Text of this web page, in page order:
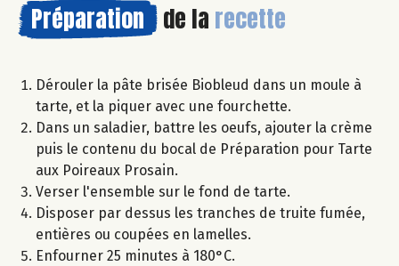
Préparation de la recette
Dérouler la pâte brisée Biobleud dans un moule à
tarte, et la piquer avec une fourchette.
Dans un saladier, battre les oeufs, ajouter la crème
puis le contenu du bocal de Préparation pour Tarte
aux Poireaux Prosain.
Verser l'ensemble sur le fond de tarte.
Disposer par dessus les tranches de truite fumée,
entières ou coupées en lamelles.
Enfourner 25 minutes à 180°C.